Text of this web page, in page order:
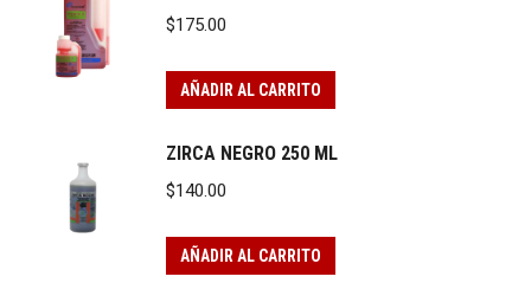
$175.00
AÑADIR AL CARRITO
ZIRCA NEGRO 250 ML
$140.00
AÑADIR AL CARRITO